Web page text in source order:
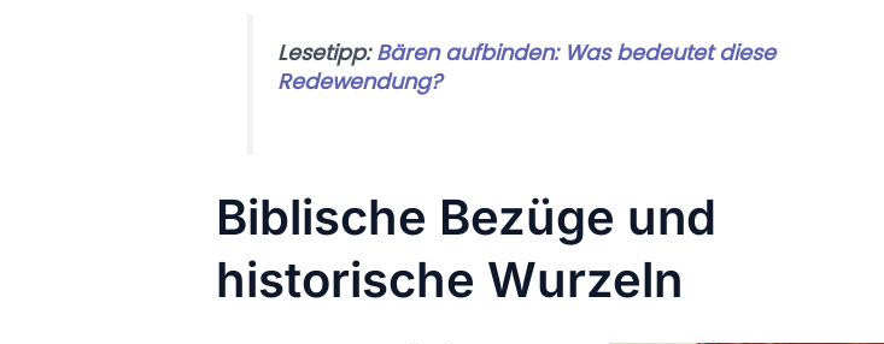
Lesetipp:Bären aufbinden: Was bedeutet diese
Redewendung?
Biblische Bezüge und
historische Wurzeln